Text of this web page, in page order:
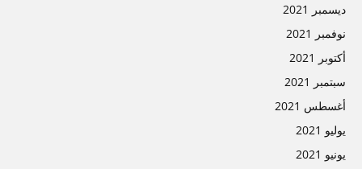
ديسمبر 2021
نوفمبر 2021
أكتوبر 2021
سبتمبر 2021
أغسطس 2021
يوليو 2021
يونيو 2021